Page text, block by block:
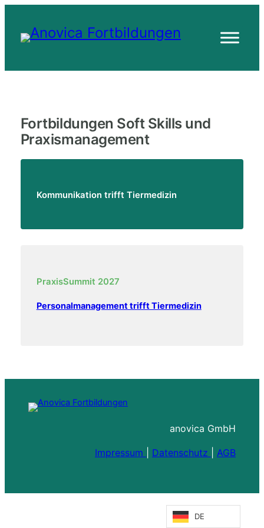
springen
Fortbildungen Soft Skills und
Praxismanagement
Kommunikation trifft Tiermedizin
PraxisSummit 2027
Personalmanagement trifft Tiermedizin
anovica GmbH
Impressum Datenschutz AGB
DE